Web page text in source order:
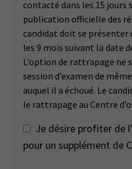
contacté dans les 15 jours
publication officielle des
candidat doit se présenter
les 9 mois suivant la date
L’option de rattrapage ne
session d’examen de
auquel il a échoué. Le
le rattrapage au Centre
Je désire profiter de
pour un supplément de